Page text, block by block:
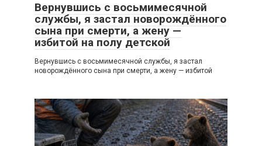
Вернувшись с восьмимесячной
службы, я застал новорождённого
сына при смерти, а жену —
избитой на полу детской
Вернувшись с восьмимесячной службы, я застал
новорождённого сына при смерти, а жену — избитой